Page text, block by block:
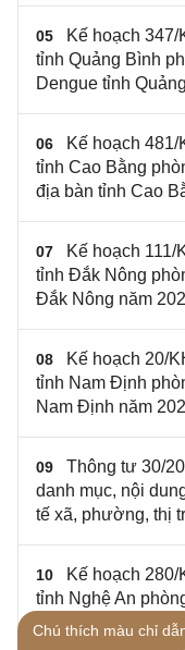
05
Kế hoạch
tỉnh Quảng Bình
Dengue tỉnh
06
Kế hoạch
tỉnh Cao Bằng
địa bàn tỉnh Cao
07
Kế hoạch
tỉnh Đắk Nông
Đắk Nông năm
08
Kế hoạch 20/
tỉnh Nam Định
Nam Định năm
09
Thông tư 30/
danh mục, nội
tế xã, phường, thị
10
Kế hoạch
tỉnh Nghệ An
trên địa bàn tỉnh
Chú thích màu chỉ